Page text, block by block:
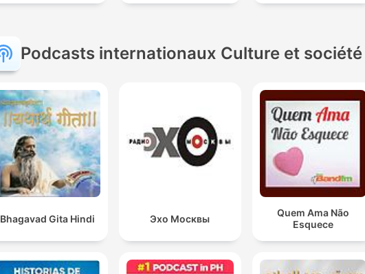
Podcasts internationaux Culture et société
Bhagavad Gita Hindi Эхо Москвы
Quem Ama Não
Esquece